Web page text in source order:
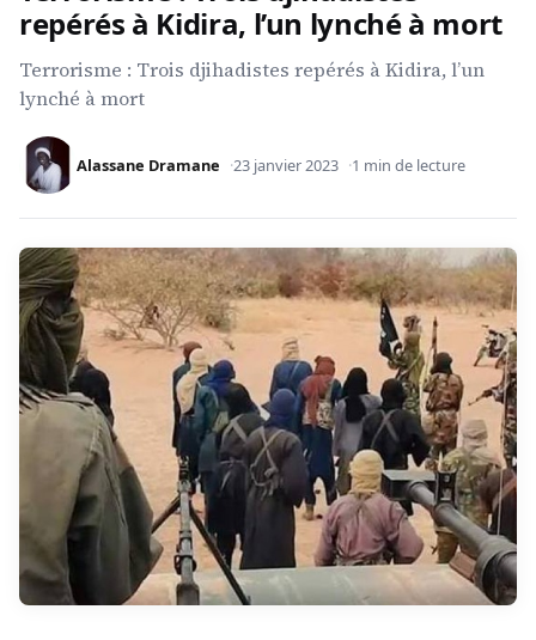
repérés à Kidira, l’un lynché à mort
Terrorisme : Trois djihadistes repérés à Kidira, l’un
lynché à mort
Alassane Dramane 23 janvier 2023 1 min de lecture